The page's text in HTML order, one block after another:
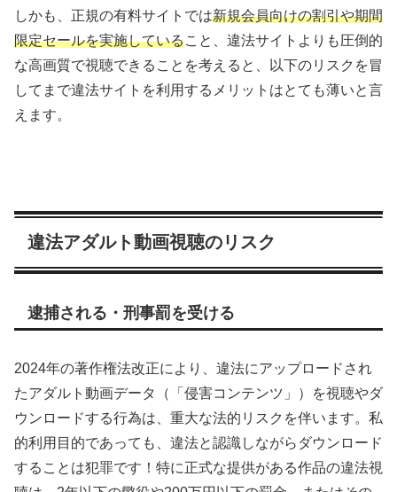
しかも、正規の有料サイトでは新規会員向けの割引や期間
限定セールを実施していること、違法サイトよりも圧倒的
な高画質で視聴できることを考えると、以下のリスクを冒
してまで違法サイトを利用するメリットはとても薄いと言
えます。
違法アダルト動画視聴のリスク
逮捕される・刑事罰を受ける
2024年の著作権法改正により、違法にアップロードされ
たアダルト動画データ（「侵害コンテンツ」）を視聴やダ
ウンロードする行為は、重大な法的リスクを伴います。私
的利用目的であっても、違法と認識しながらダウンロード
することは犯罪です！特に正式な提供がある作品の違法視